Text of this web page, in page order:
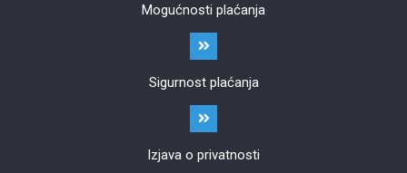
Mogućnosti plaćanja
Sigurnost plaćanja
Izjava o privatnosti